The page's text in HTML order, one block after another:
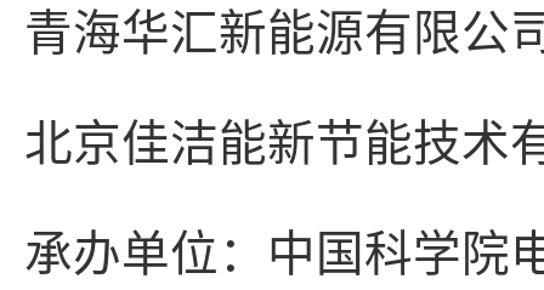
青海华汇新能源有限公
北京佳洁能新节能技术
承办单位：中国科学院